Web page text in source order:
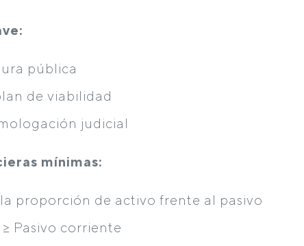
pública
de viabilidad
judicial
mínimas:
proporción de activo frente al pasivo
Pasivo corriente